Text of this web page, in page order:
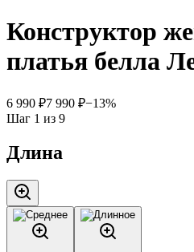
Конструктор
платья белла
6 990 ₽7 990 ₽−13%
Шаг 1 из 9
Длина